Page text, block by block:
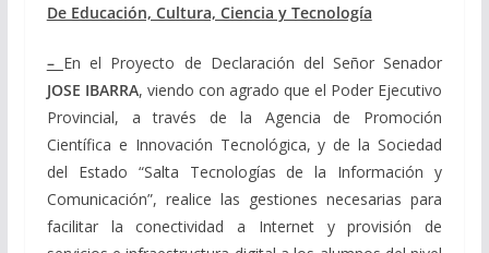
De Educación, Cultura, Ciencia y Tecnología
– En el Proyecto de Declaración del Señor Senador
JOSE IBARRA, viendo con agrado que el Poder Ejecutivo
Provincial, a través de la Agencia de Promoción
Científica e Innovación Tecnológica, y de la Sociedad
del Estado “Salta Tecnologías de la Información y
Comunicación”, realice las gestiones necesarias para
facilitar la conectividad a Internet y provisión de